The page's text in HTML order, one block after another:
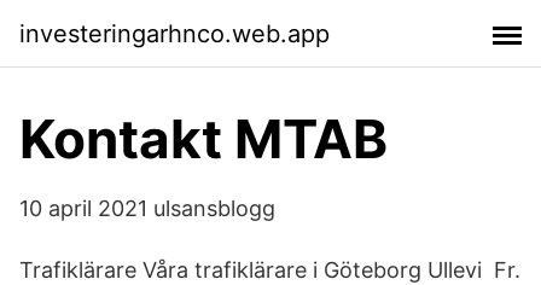
investeringarhnco.web.app
Kontakt MTAB
10 april 2021 ulsansblogg
Trafiklärare Våra trafiklärare i Göteborg Ullevi Fr.